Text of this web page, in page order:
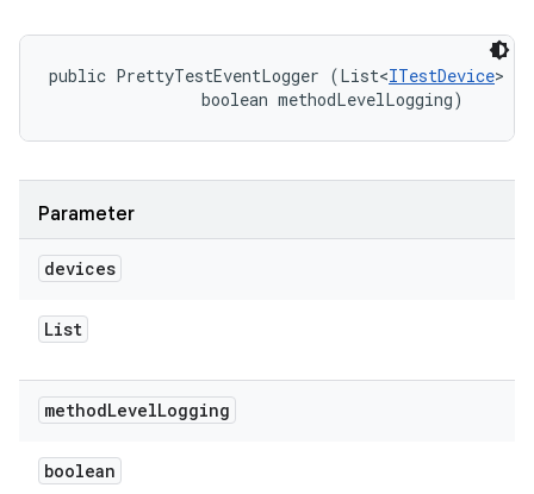
public PrettyTestEventLogger (List<ITestDevice>
                boolean methodLevelLogging)
Parameter
devices
List
methodLevelLogging
boolean